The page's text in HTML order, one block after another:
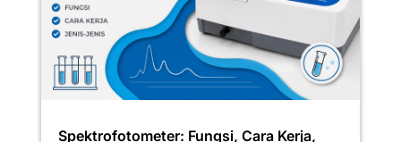
Spektrofotometer: Fungsi, Cara Kerja,